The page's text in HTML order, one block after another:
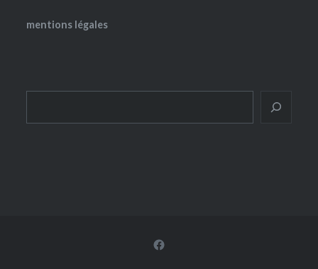
mentions légales
Facebook